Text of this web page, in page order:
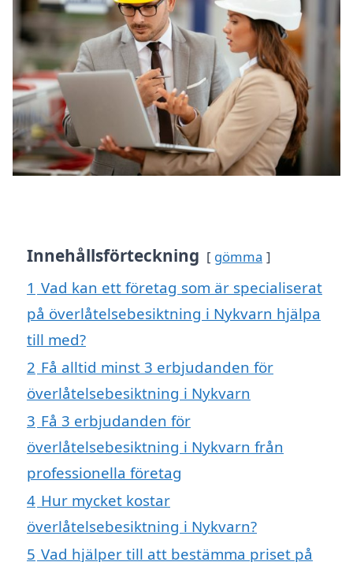
Innehållsförteckning gömma
1 Vad kan ett företag som är specialiserat
på överlåtelsebesiktning i Nykvarn hjälpa
till med?
2 Få alltid minst 3 erbjudanden för
överlåtelsebesiktning i Nykvarn
3 Få 3 erbjudanden för
överlåtelsebesiktning i Nykvarn från
professionella företag
4 Hur mycket kostar
överlåtelsebesiktning i Nykvarn?
5 Vad hjälper till att bestämma priset på